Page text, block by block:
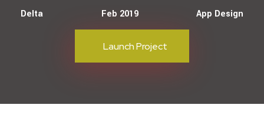
Delta
Feb 2019
App Design
Launch Project